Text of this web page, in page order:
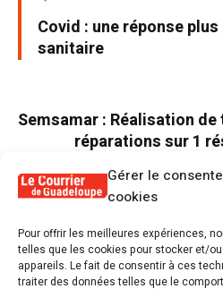
Gérer le
cookies
Pour offrir les meilleures expériences,
telles que les cookies pour stocker et/
appareils. Le fait de consentir à ces
traiter des données telles que le
Covid : une réponse
sanitaire
Semsamar : Réalisation
réparations sur 1
Poster un